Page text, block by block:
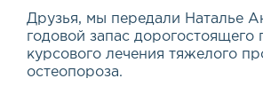
Друзья, мы передали Наталье
годовой запас дорогостоящего
курсового лечения тяжелого
остеопороза.